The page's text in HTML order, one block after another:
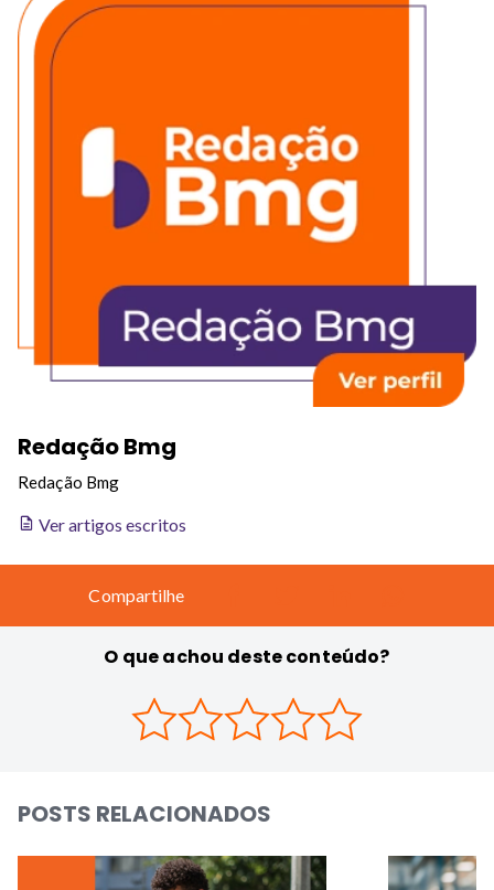
Redação Bmg
Redação Bmg
Ver artigos escritos
Compartilhe
O que achou deste conteúdo?
POSTS RELACIONADOS